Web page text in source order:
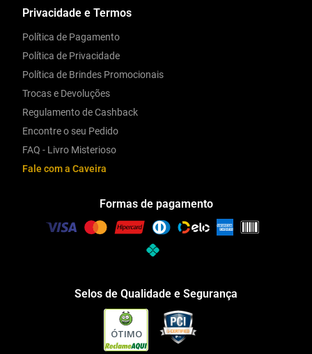
Privacidade e Termos
Política de Pagamento
Política de Privacidade
Política de Brindes Promocionais
Trocas e Devoluções
Regulamento de Cashback
Encontre o seu Pedido
FAQ - Livro Misterioso
Fale com a Caveira
Formas de pagamento
Selos de Qualidade e Segurança
ÓTIMO